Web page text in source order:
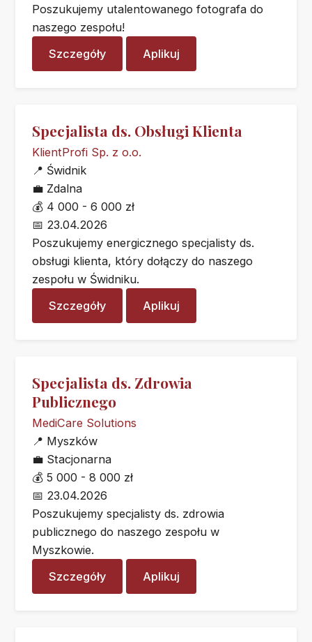
Poszukujemy utalentowanego fotografa do
naszego zespołu!
Szczegóły
Aplikuj
Specjalista ds. Obsługi Klienta
KlientProfi Sp. z o.o.
📍 Świdnik
💼 Zdalna
💰 4 000 - 6 000 zł
📅 23.04.2026
Poszukujemy energicznego specjalisty ds.
obsługi klienta, który dołączy do naszego
zespołu w Świdniku.
Szczegóły
Aplikuj
Specjalista ds. Zdrowia
Publicznego
MediCare Solutions
📍 Myszków
💼 Stacjonarna
💰 5 000 - 8 000 zł
📅 23.04.2026
Poszukujemy specjalisty ds. zdrowia
publicznego do naszego zespołu w
Myszkowie.
Szczegóły
Aplikuj